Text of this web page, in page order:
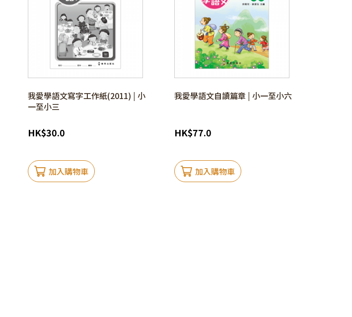
我愛學語文寫字工作紙(2011) | 小
一至小三
HK$30.0
加入購物車
我愛學語文自讀篇章 | 小一至小六
HK$77.0
加入購物車